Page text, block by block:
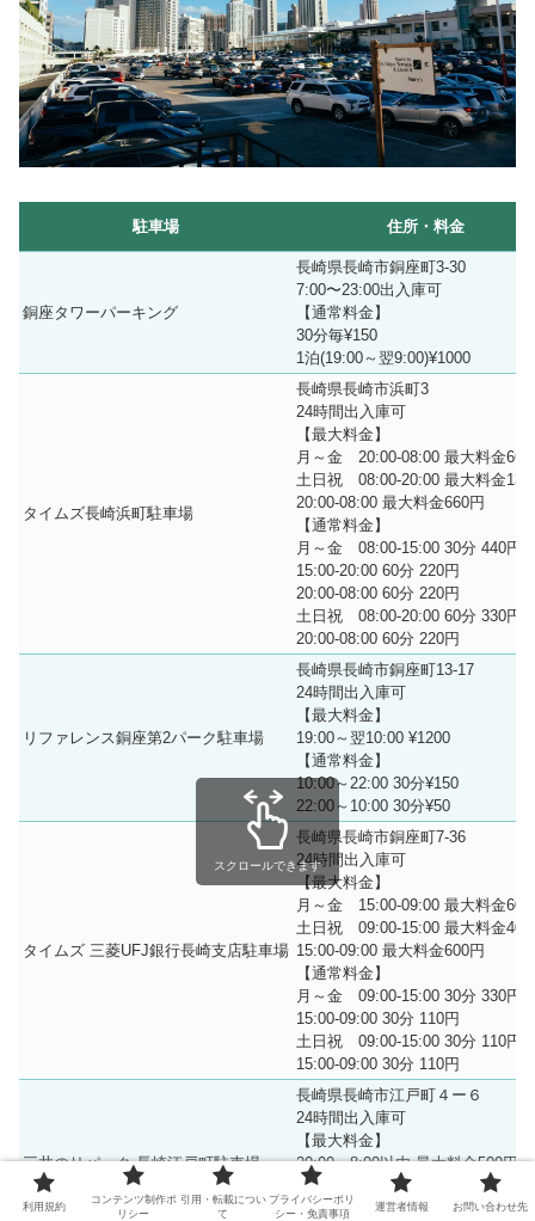
駐車場 住所・料金
銅座タワーパーキング
長崎県長崎市銅座町3-30
7:00〜23:00出入庫可
【通常料金】
30分毎¥150
1泊(19:00～翌9:00)¥1000
タイムズ長崎浜町駐車場
長崎県長崎市浜町3
24時間出入庫可
【最大料金】
月～金 20:00-08:00 最大料金660
土日祝 08:00-20:00 最大料金
20:00-08:00 最大料金660円
【通常料金】
月～金 08:00-15:00 30分 440円
15:00-20:00 60分 220円
20:00-08:00 60分 220円
土日祝 08:00-20:00 60分 330円
20:00-08:00 60分 220円
リファレンス銅座第2パーク駐車場
長崎県長崎市銅座町13-17
24時間出入庫可
【最大料金】
19:00～翌10:00 ¥1200
【通常料金】
10:00～22:00 30分¥150
22:00～10:00 30分¥50
タイムズ 三菱UFJ銀行長崎支店駐車場
長崎県長崎市銅座町7-36
24時間出入庫可
【最大料金】
月～金 15:00-09:00 最大料金600
土日祝 09:00-15:00 最大料金400
15:00-09:00 最大料金600円
【通常料金】
月～金 09:00-15:00 30分 330円
15:00-09:00 30分 110円
土日祝 09:00-15:00 30分 110円
15:00-09:00 30分 110円
三井のリパーク 長崎江戸町駐車場
長崎県長崎市江戸町４ー６
24時間出入庫可
【最大料金】
20:00～8:00以内 最大料金500円
【通常料金】
08:00-20:00 30分/300円
スクロールできます
利用規約
コンテンツ制作ポ
リシー
引用・転載につい
て
プライバシーポリ
シー・免責事項
運営者情報 お問い合わせ先